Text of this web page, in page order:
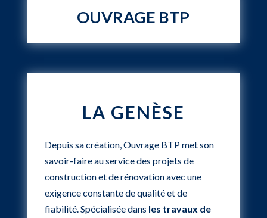
OUVRAGE BTP
LA GENÈSE
Depuis sa création, Ouvrage BTP met son
savoir-faire au service des projets de
construction et de rénovation avec une
exigence constante de qualité et de
fiabilité. Spécialisée dans les travaux de